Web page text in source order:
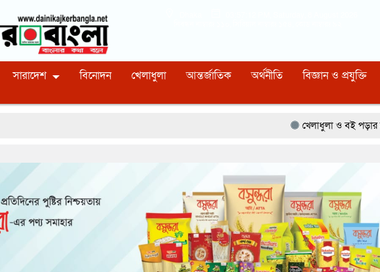
সারাদেশ বিনোদন খেলাধুলা আন্তর্জাতিক অর্থনীতি বিজ্ঞান ও প্রযুক্তি
খেলাধুলা ও বই পড়ার মাধ্যমে আগামী প্রজন্মকে